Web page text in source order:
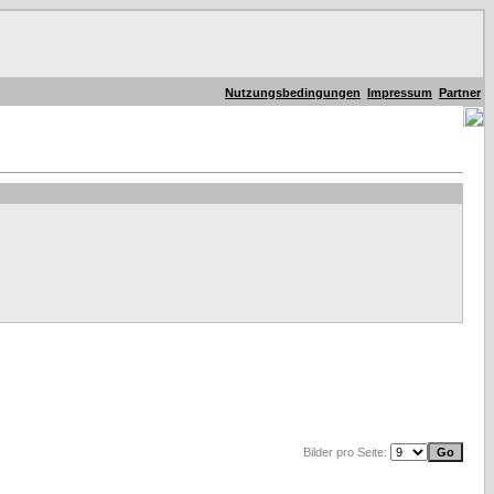
Nutzungsbedingungen Impressum Partner
Bilder pro Seite: